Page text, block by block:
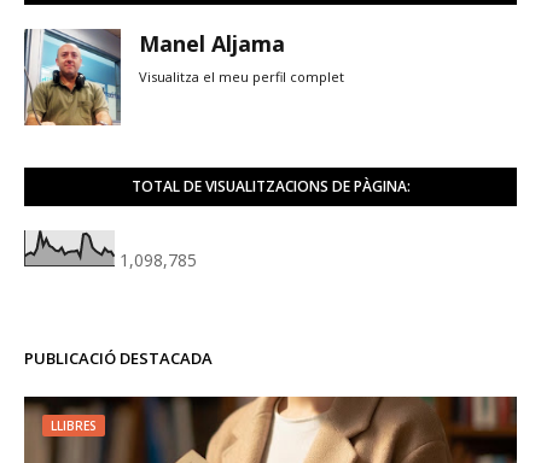
Manel Aljama
Visualitza el meu perfil complet
TOTAL DE VISUALITZACIONS DE PÀGINA:
1,098,785
PUBLICACIÓ DESTACADA
LLIBRES